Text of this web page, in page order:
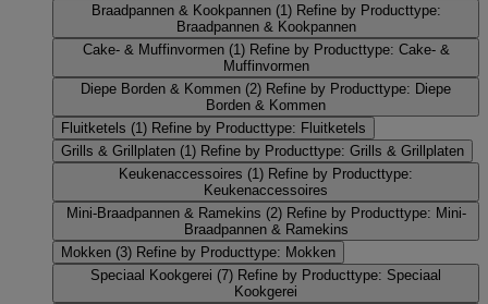
Braadpannen & Kookpannen (1) Refine by Producttype:
Braadpannen & Kookpannen
Cake- & Muffinvormen (1) Refine by Producttype: Cake- &
Muffinvormen
Diepe Borden & Kommen (2) Refine by Producttype: Diepe
Borden & Kommen
Fluitketels (1) Refine by Producttype: Fluitketels
Grills & Grillplaten (1) Refine by Producttype: Grills & Grillplaten
Keukenaccessoires (1) Refine by Producttype:
Keukenaccessoires
Mini-Braadpannen & Ramekins (2) Refine by Producttype: Mini-
Braadpannen & Ramekins
Mokken (3) Refine by Producttype: Mokken
Speciaal Kookgerei (7) Refine by Producttype: Speciaal
Kookgerei